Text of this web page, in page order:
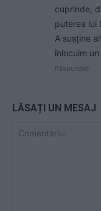
cuprinde,
puterea lui
A susține
înlocuim
Răspundeți
LĂSAȚI UN MESAJ